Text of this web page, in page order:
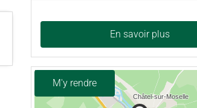
En savoir plus
M'y rendre